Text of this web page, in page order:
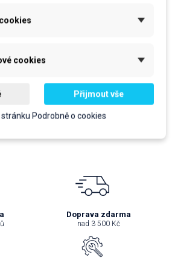
Do košíku
Doprava zdarma
nad 3 500 Kč
cookies
Přijmout vše
Podrobně o cookies